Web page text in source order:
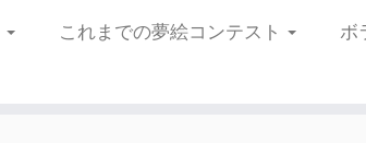
これまでの夢絵コンテスト
ボ